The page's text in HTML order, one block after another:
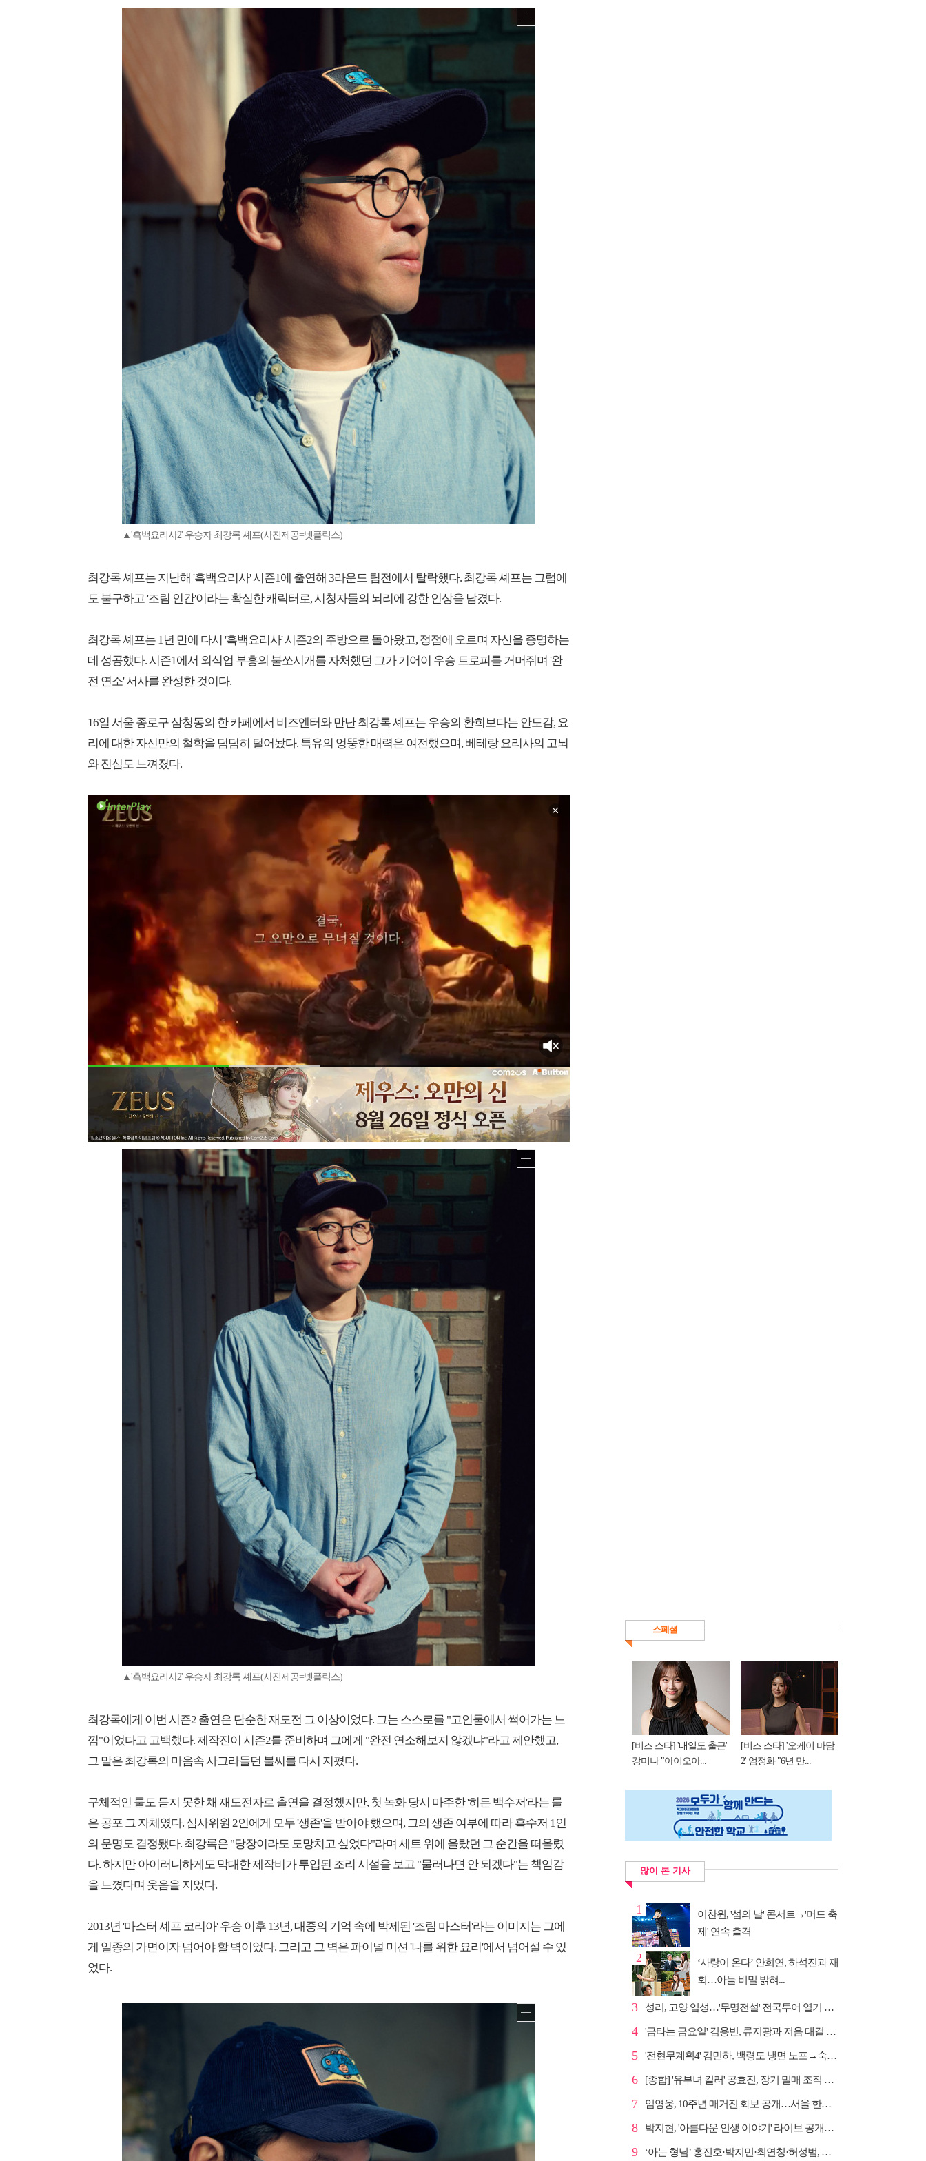
▲'흑백요리사2' 우승자 최강록 셰프(사진제공=넷플릭스)
최강록 셰프는 지난해 '흑백요리사' 시즌1에 출연해 3라운드 팀전에서 탈락했다. 최강록 셰프는 그럼에
도 불구하고 '조림 인간'이라는 확실한 캐릭터로, 시청자들의 뇌리에 강한 인상을 남겼다.
최강록 셰프는 1년 만에 다시 '흑백요리사' 시즌2의 주방으로 돌아왔고, 정점에 오르며 자신을 증명하는
데 성공했다. 시즌1에서 외식업 부흥의 불쏘시개를 자처했던 그가 기어이 우승 트로피를 거머쥐며 '완
전 연소' 서사를 완성한 것이다.
16일 서울 종로구 삼청동의 한 카페에서 비즈엔터와 만난 최강록 셰프는 우승의 환희보다는 안도감, 요
리에 대한 자신만의 철학을 덤덤히 털어놨다. 특유의 엉뚱한 매력은 여전했으며, 베테랑 요리사의 고뇌
와 진심도 느껴졌다.
▲'흑백요리사2' 우승자 최강록 셰프(사진제공=넷플릭스)
최강록에게 이번 시즌2 출연은 단순한 재도전 그 이상이었다. 그는 스스로를 "고인물에서 썩어가는 느
낌"이었다고 고백했다. 제작진이 시즌2를 준비하며 그에게 "완전 연소해보지 않겠냐"라고 제안했고,
그 말은 최강록의 마음속 사그라들던 불씨를 다시 지폈다.
구체적인 룰도 듣지 못한 채 재도전자로 출연을 결정했지만, 첫 녹화 당시 마주한 '히든 백수저'라는 룰
은 공포 그 자체였다. 심사위원 2인에게 모두 '생존'을 받아야 했으며, 그의 생존 여부에 따라 흑수저 1인
의 운명도 결정됐다. 최강록은 "당장이라도 도망치고 싶었다"라며 세트 위에 올랐던 그 순간을 떠올렸
다. 하지만 아이러니하게도 막대한 제작비가 투입된 조리 시설을 보고 "물러나면 안 되겠다"는 책임감
을 느꼈다며 웃음을 지었다.
2013년 '마스터 셰프 코리아' 우승 이후 13년, 대중의 기억 속에 박제된 '조림 마스터'라는 이미지는 그에
게 일종의 가면이자 넘어야 할 벽이었다. 그리고 그 벽은 파이널 미션 '나를 위한 요리'에서 넘어설 수 있
었다.
스페셜
[비즈 스타] '내일도 출근'
강미나 "아이오아...
[비즈 스타] '오케이 마담
2' 엄정화 "6년 만...
많이 본 기사
1
이찬원, '섬의 날' 콘서트→'머드 축
제' 연속 출격
2
‘사랑이 온다’ 안희연, 하석진과 재
회…아들 비밀 밝혀...
3 성리, 고양 입성…'무명전설' 전국투어 열기 지속
4 '금타는 금요일' 김용빈, 류지광과 저음 대결 승리
5 '전현무계획4' 김민하, 백령도 냉면 노포→숙성 광어초...
6 [종합] '유부녀 킬러' 공효진, 장기 밀매 조직 소탕…4...
7 임영웅, 10주년 매거진 화보 공개…서울 한복판 대형 현...
8 박지현, '아름다운 인생 이야기' 라이브 공개…감성 보...
9 ‘아는 형님’ 홍진호·박지민·최연청·허성범, 매운맛 토크